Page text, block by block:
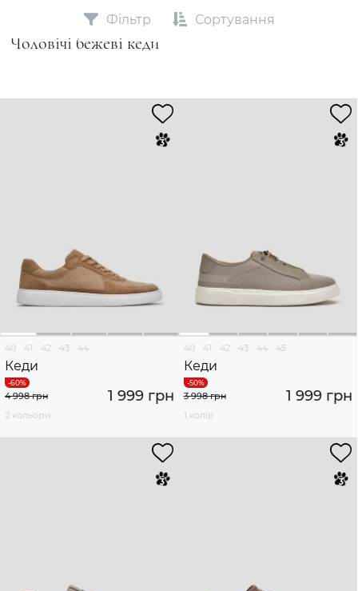
Чоловічі бежеві кеди
Фільтр Сортування
40 41 42 43 44
Кеди
1 999 грн
4 998 грн
2 кольори
40 41 42 43 44 45
Кеди
1 999 грн
3 998 грн
1 колір